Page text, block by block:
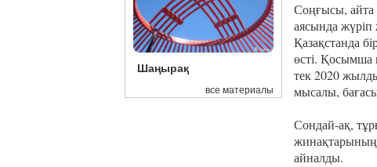
Шаңырақ
все материалы
Соңғысы, айта
аясында
Қазақстанда
өсті.
тек 2020
мысалы,
Сондай-ақ,
жинақтарының
айналды.